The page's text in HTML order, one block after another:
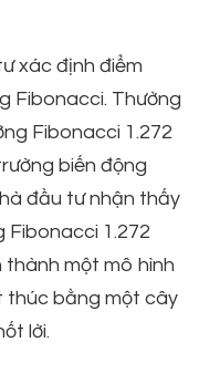
xác định điểm
Fibonacci. Thường
Fibonacci 1.272
biến động
đầu tư nhận thấy
Fibonacci 1.272
thành một mô hình
thúc bằng một cây
lời.